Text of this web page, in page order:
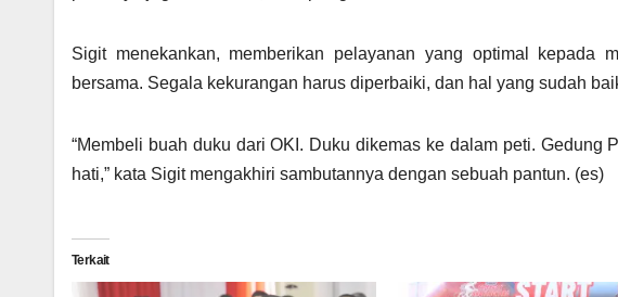
Sigit menekankan, memberikan pelayanan yang optimal kepada
bersama. Segala kekurangan harus diperbaiki, dan hal yang sudah
“Membeli buah duku dari OKI. Duku dikemas ke dalam peti.
hati,” kata Sigit mengakhiri sambutannya dengan sebuah pantun. (es)
Terkait